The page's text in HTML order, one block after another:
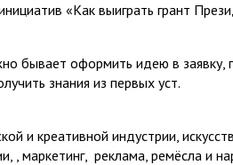
«Как выиграть грант
бывает оформить идею в заявку,
знания из первых уст.
и креативной индустрии,
, маркетинг, реклама, ремёсла и